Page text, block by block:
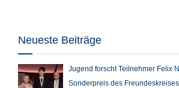
Neueste Beiträge
Jugend forscht Teilnehmer Felix
Sonderpreis des Freundeskreises